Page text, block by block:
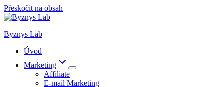
Přeskočit na obsah
Byznys Lab
Úvod
Marketing
Affiliate
E-mail Marketing